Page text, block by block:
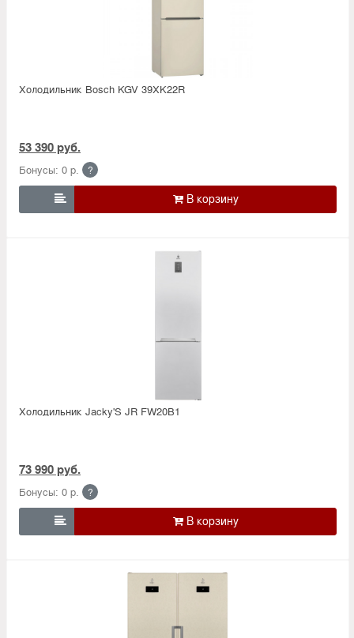
Холодильник Bosсh KGV 39XK22R
53 390 руб.
Бонусы: 0 р. ?

Холодильник Jacky'S JR FW20B1
73 990 руб.
Бонусы: 0 р. ?
